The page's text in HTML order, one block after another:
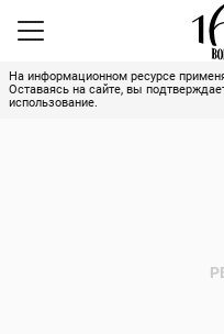
На информационном ресурсе
Оставаясь на сайте, вы
использование.